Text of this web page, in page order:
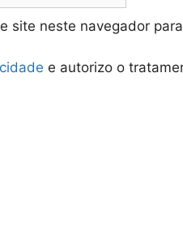
site neste navegador
e autorizo o